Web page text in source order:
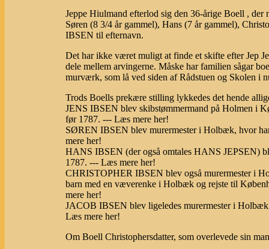
Jeppe Hiulmand efterlod sig den 36-årige Boell , der
Søren (8 3/4 år gammel), Hans (7 år gammel),
IBSEN til efternavn.
Det har ikke været muligt at finde et skifte efter Jep
dele mellem arvingerne. Måske har familien sågar
murværk, som lå ved siden af Rådstuen og Skolen i
Trods Boells prekære stilling lykkedes det hende
JENS IBSEN blev skibstømmermand på Holmen i
før 1787. --- Læs mere her!
SØREN IBSEN blev murermester i Holbæk, hvor
mere her!
HANS IBSEN (der også omtales HANS JEPSEN)
1787. --- Læs mere her!
CHRISTOPHER IBSEN blev også murermester i
barn med en væverenke i Holbæk og rejste til
mere her!
JACOB IBSEN blev ligeledes murermester i
Læs mere her!
Om Boell Christophersdatter, som overlevede sin